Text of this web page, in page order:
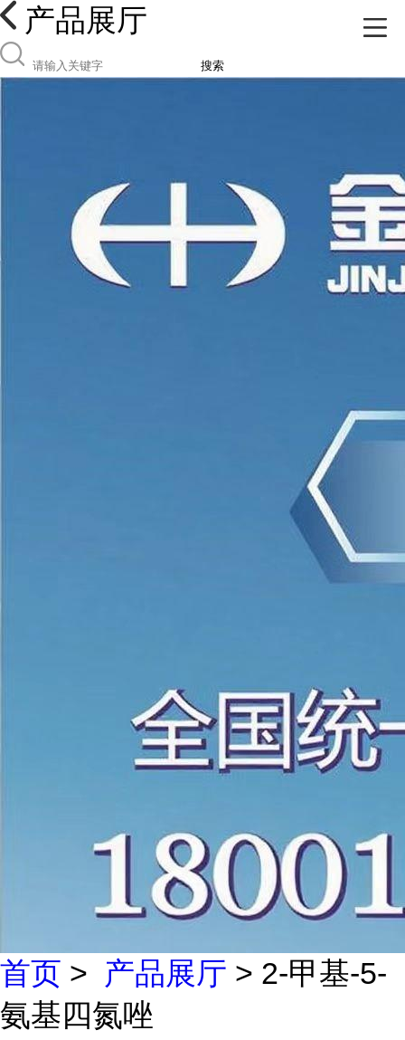
产品展厅
搜索
首页 > 产品展厅 > 2-甲基-5-
氨基四氮唑